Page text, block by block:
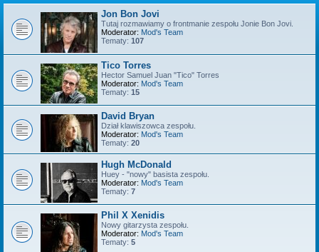
Jon Bon Jovi
Tutaj rozmawiamy o frontmanie zespołu Jonie Bon Jovi.
Moderator: Mod's Team
Tematy: 107
Tico Torres
Hector Samuel Juan "Tico" Torres
Moderator: Mod's Team
Tematy: 15
David Bryan
Dział klawiszowca zespołu.
Moderator: Mod's Team
Tematy: 20
Hugh McDonald
Huey - "nowy" basista zespołu.
Moderator: Mod's Team
Tematy: 7
Phil X Xenidis
Nowy gitarzysta zespołu.
Moderator: Mod's Team
Tematy: 5